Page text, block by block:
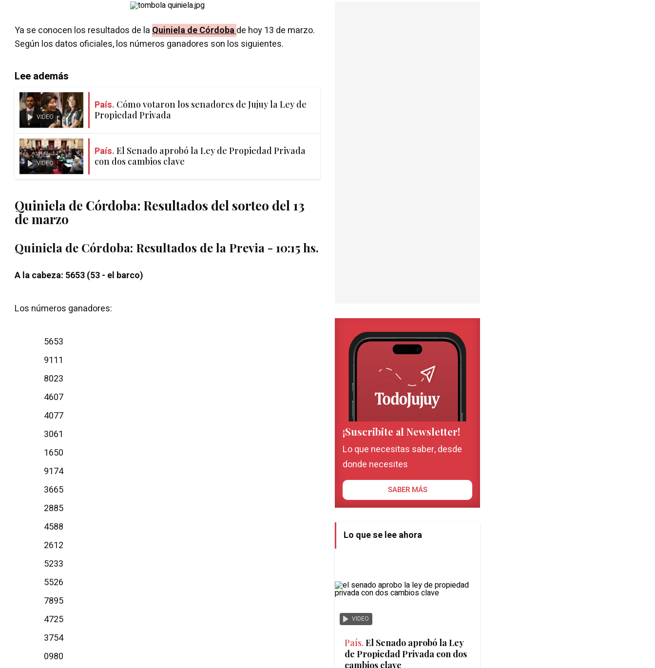
Ya se conocen los resultados de laQuiniela deCórdobade hoy 13 de marzo.
Según los datos oficiales, los números ganadores son los siguientes.
Lee además
VIDEO
País. Cómo votaron los senadores de Jujuy la Ley de
Propiedad Privada
VIDEO
País. El Senado aprobó la Ley de Propiedad Privada
con dos cambios clave
Quiniela de Córdoba: Resultados del sorteo del 13
de marzo
Quiniela de Córdoba: Resultados de la Previa - 10:15 hs.
A la cabeza: 5653 (53 - el barco)
Los números ganadores:
5653
9111
8023
4607
4077
3061
1650
9174
3665
2885
4588
2612
5233
5526
7895
4725
3754
0980
¡Suscribite al Newsletter!
Lo que necesitas saber, desde
donde necesites
SABER MÁS
Lo que se lee ahora
VIDEO
País. El Senado aprobó la Ley
de Propiedad Privada con dos
cambios clave